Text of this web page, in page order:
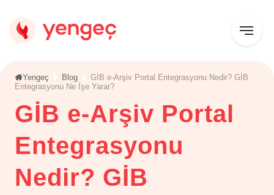
Yengeç Blog
GİB e-Arşiv Portal Entegrasyonu Nedir? GİB
Entegrasyonu Ne İşe Yarar?
GİB e-Arşiv Portal
Entegrasyonu
Nedir? GİB